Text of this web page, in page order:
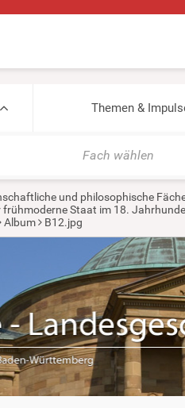
Themen &
Fach wählen
und philosophische
frühmoderne Staat im 18.
Album B12.jpg